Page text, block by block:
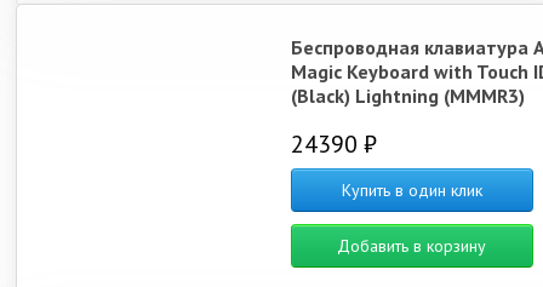
Беспроводная клавиатура
Magic Keyboard with Touch
(Black) Lightning (MMMR3)
24390 ₽
Купить в один клик
Добавить в корзину